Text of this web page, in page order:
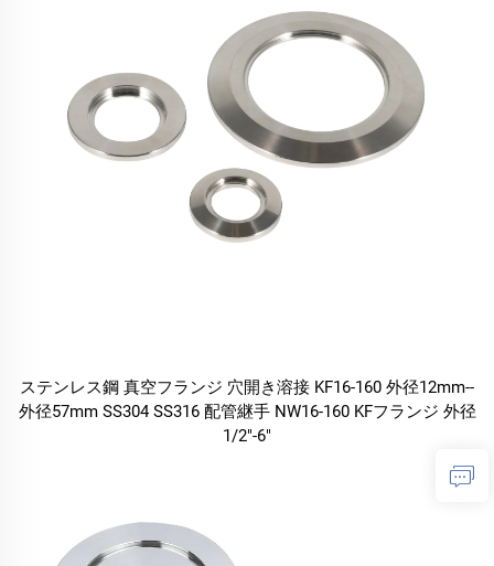
ステンレス鋼 真空フランジ 穴開き溶接 KF16-160 外径12mm--
外径57mm SS304 SS316 配管継手 NW16-160 KFフランジ 外径
1/2"-6"